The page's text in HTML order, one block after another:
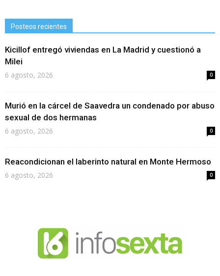
Posteos recientes
Kicillof entregó viviendas en La Madrid y cuestionó a
Milei
6 agosto, 2026 0
Murió en la cárcel de Saavedra un condenado por abuso
sexual de dos hermanas
6 agosto, 2026 0
Reacondicionan el laberinto natural en Monte Hermoso
6 agosto, 2026 0